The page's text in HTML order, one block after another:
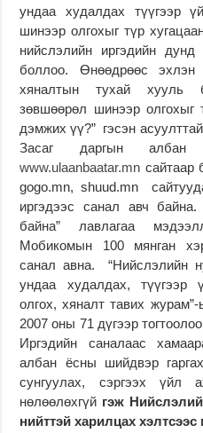
ундаа худалдах түүгээр
шинээр олгохыг түр
нийслэлийн иргэдийн
боллоо. Өнөөдрөөс
хяналтын тухай хууль
зөвшөөрөл шинээр олгохыг
дэмжих үү?” гэсэн
Засаг даргын
www.ulaanbaatar.mn сайтаар
gogo.mn, shuud.mn
иргэдээс санал авч
байна” лавлагаа
Мобикомын 100 мянган
санал авна. “Нийслэлийн
ундаа худалдах, түүгээр
олгох, хяналт тавих
2007 оны 71 дүгээр
Иргэдийн саналаас
албан ёсны шийдвэр
сунгуулах, сэргээх үйл
нөлөөлөхгүй гэж
нийттэй харилцах